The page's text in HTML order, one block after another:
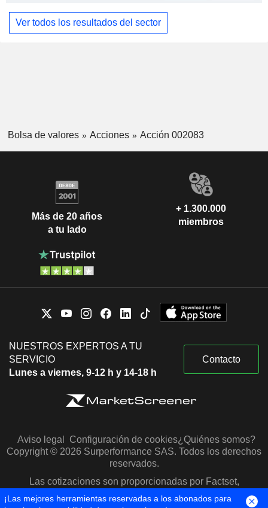
Ver todos los resultados del sector
Bolsa de valores Acciones Acción 002083
Más de 20 años
a tu lado
+ 1.300.000
miembros
NUESTROS EXPERTOS A TU
SERVICIO
Lunes a viernes, 9-12 h y 14-18 h
Contacto
Aviso legal Configuración de cookies¿Quiénes somos?
Copyright © 2026 Surperformance SAS. Todos los derechos
reservados.
Las cotizaciones son proporcionadas por Factset,
Morningstar y S&P Capital IQ
¡Las mejores herramientas reservadas a los abonados para